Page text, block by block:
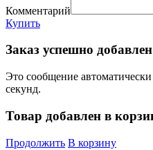
Комментарий
Купить
Заказ успешно
Это сообщение автоматически
секунд.
Товар добавлен в
Продолжить В корзину